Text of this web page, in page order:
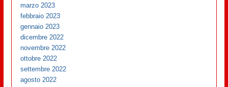
marzo 2023
febbraio 2023
gennaio 2023
dicembre 2022
novembre 2022
ottobre 2022
settembre 2022
agosto 2022